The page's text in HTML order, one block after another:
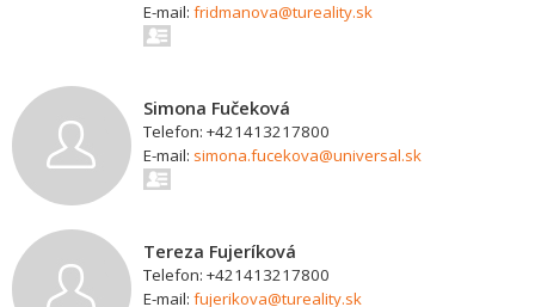
E-mail: fridmanova@tureality.sk
Simona Fučeková
Telefon: +421413217800
E-mail: simona.fucekova@universal.sk
Tereza Fujeríková
Telefon: +421413217800
E-mail: fujerikova@tureality.sk